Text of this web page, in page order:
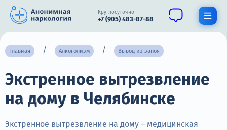
Круглосуточно
+7 (905) 483-87-88
О нас
Наркомания
Главная Алкоголизм Вывод из запоя
Экстренное вытрезвление
на дому в Челябинске
Экстренное вытрезвление на дому – медицинская